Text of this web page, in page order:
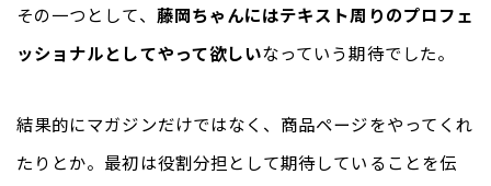
その一つとして、 藤岡ちゃんにはテキスト周りのプロフェ
ッショナルとしてやって欲しいなっていう期待でした。
結果的にマガジンだけではなく、商品ページをやってくれ
たりとか。最初は役割分担として期待していることを伝